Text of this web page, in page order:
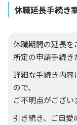
休職延長手続き
休職期間の延長を
所定の申請手続き
詳細な手続き内
ので、
ご不明点がござい
引き続き、ご自愛